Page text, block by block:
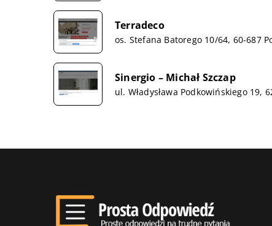
Terradeco
os. Stefana Batorego 10/64, 60-687
Sinergio – Michał Szczap
ul. Władysława Podkowińskiego 19,